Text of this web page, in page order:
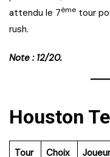
attendu le 7ème tour
rush.
Note : 12/20.
Houston
Tour Choix Joueur